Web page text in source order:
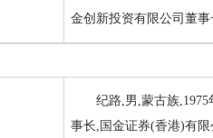
金创新投资有限公司董
纪路,男,蒙古族
事长,国金证券(香港)有